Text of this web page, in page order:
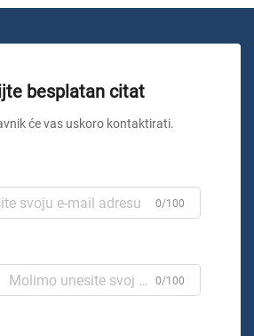
besplatan citat
će vas uskoro kontaktirati.
0/100
0/100